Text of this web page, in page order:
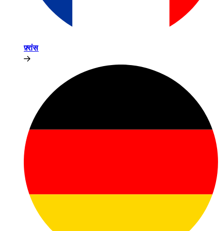
फ़्रांस​​